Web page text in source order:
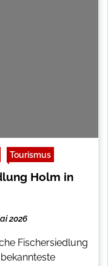
Tourismus
Holm in
2026
Fischersiedlung